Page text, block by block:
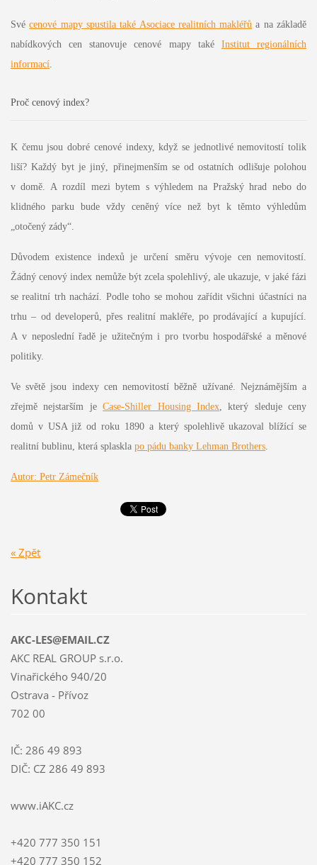
Svécenové mapy spustila také Asociace realitních makléřů a na základě
nabídkových cen stanovuje cenové mapy také Institut regionálních
informací.
Proč cenový index?
K čemu jsou dobré cenové indexy, když se jednotlivé nemovitostí tolik
liší? Každý byt je jiný, přinejmenším se od ostatních odlišuje polohou
v domě. A rozdíl mezi bytem s výhledem na Pražský hrad nebo do
klidného parku bude vždy ceněný více než byt k těmto výhledům
„otočený zády“.
Důvodem existence indexů je určení směru vývoje cen nemovitostí.
Žádný cenový index nemůže být zcela spolehlivý, ale ukazuje, v jaké fázi
se realitní trh nachází. Podle toho se mohou zařídit všichni účastníci na
trhu – od developerů, přes realitní makléře, po prodávající a kupující.
A v neposlední řadě je užitečným i pro tvorbu hospodářské a měnové
politiky.
Ve světě jsou indexy cen nemovitostí běžně užívané. Nejznámějším a
zřejmě nejstarším jeCase-Shiller Housing Index, který sleduje ceny
domů v USA již od roku 1890 a který spolehlivě ukazoval blížící se
realitní bublinu, která splaskla po pádu banky Lehman Brothers.
Autor: Petr Zámečník
« Zpět
Kontakt
AKC-LES@EMAIL.CZ
AKC REAL GROUP s.r.o.
Vinařického 940/20
Ostrava - Přívoz
702 00
IČ: 286 49 893
DIČ: CZ 286 49 893
www.iAKC.cz
+420 777 350 151
+420 777 350 152